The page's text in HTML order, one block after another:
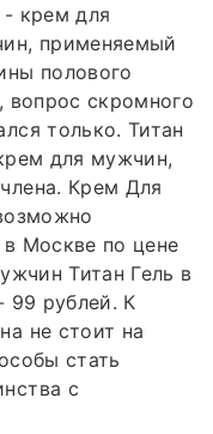
- крем для
применяемый
полового
вопрос скромного
только. Титан
для мужчин,
Крем Для
Москве по цене
Титан Гель в
99 рублей. К
не стоит на
стать
с